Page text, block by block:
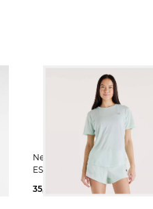
New Balance | Damen Laufshirt RC
ESSENTIAL
35,99 €
45,00 €